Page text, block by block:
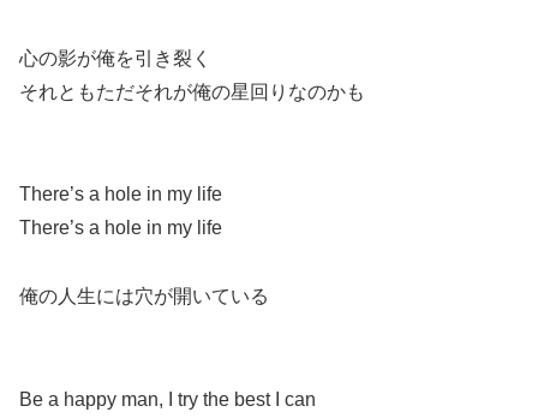
心の影が俺を引き裂く
それともただそれが俺の星回りなのかも
There’s a hole in my life
There’s a hole in my life
俺の人生には穴が開いている
Be a happy man, I try the best I can